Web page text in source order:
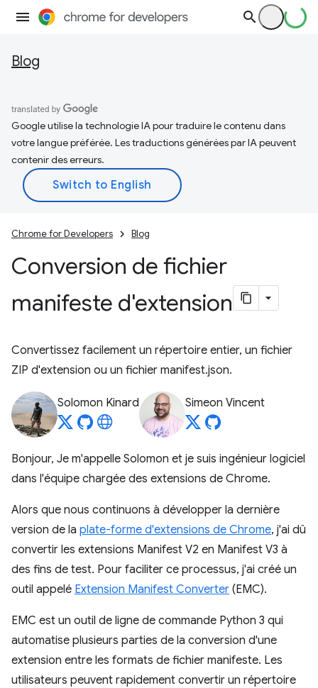
Blog
Google utilise la technologie IA pour traduire le contenu dans
votre langue préférée. Les traductions générées par IA peuvent
contenir des erreurs.
Chrome for Developers Blog
Conversion de fichier
manifeste d'extension
Convertissez facilement un répertoire entier, un fichier
ZIP d'extension ou un fichier manifest.json.
Solomon Kinard Simeon Vincent
Bonjour, Je m'appelle Solomon et je suis ingénieur logiciel
dans l'équipe chargée des extensions de Chrome.
Alors que nous continuons à développer la dernière
version de la plate-forme d'extensions de Chrome, j'ai dû
convertir les extensions Manifest V2 en Manifest V3 à
des fins de test. Pour faciliter ce processus, j'ai créé un
outil appelé Extension Manifest Converter (EMC).
EMC est un outil de ligne de commande Python 3 qui
automatise plusieurs parties de la conversion d'une
extension entre les formats de fichier manifeste. Les
utilisateurs peuvent rapidement convertir un répertoire